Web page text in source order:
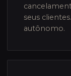
seus
autônomo.